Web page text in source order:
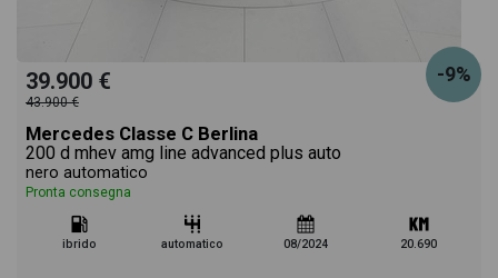
-9%
39.900 €
43.900 €
Mercedes Classe C Berlina
200 d mhev amg line advanced plus auto
nero automatico
Pronta consegna
ibrido automatico 08/2024 20.690